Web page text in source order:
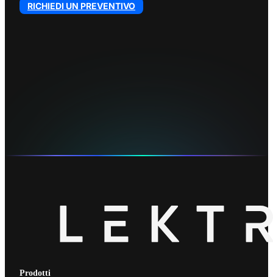
RICHIEDI UN PREVENTIVO
Prodotti